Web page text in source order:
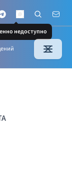
MAX
недоступно
Поиск по
Почта